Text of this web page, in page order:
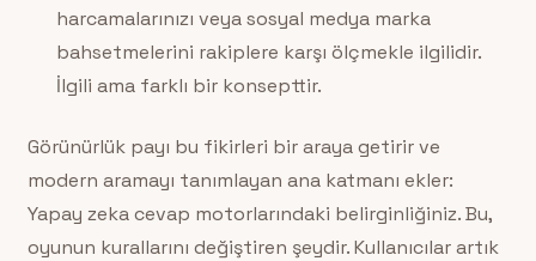
harcamalarınızı veya sosyal medya marka
bahsetmelerini rakiplere karşı ölçmekle ilgilidir.
İlgili ama farklı bir konsepttir.
Görünürlük payı bu fikirleri bir araya getirir ve
modern aramayı tanımlayan ana katmanı ekler:
Yapay zeka cevap motorlarındaki belirginliğiniz. Bu,
oyunun kurallarını değiştiren şeydir. Kullanıcılar artık